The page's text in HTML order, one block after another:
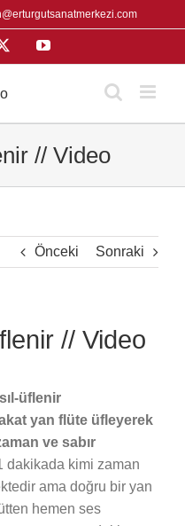
YouTube
// Video
Önceki Sonraki
// Video
yan flüte üfleyerek
ve sabır
dakikada kimi zaman
ama doğru bir yan
hemen ses